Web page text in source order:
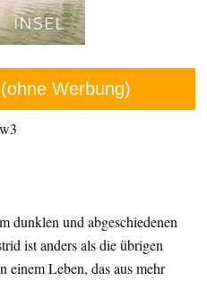
Werbung)
dunklen und abgeschiedenen
ist anders als die übrigen
einem Leben, das aus mehr